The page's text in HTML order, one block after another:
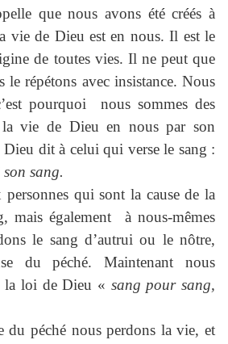
que nous avons été créés à
vie de Dieu est en nous. Il est le
de toutes vies. Il ne peut que
répétons avec insistance. Nous
pourquoi nous sommes des
la vie de Dieu en nous par son
dit à celui qui verse le sang :
sang.
qui sont la cause de la
mais également à nous-mêmes
le sang d’autrui ou le nôtre,
du péché. Maintenant nous
la loi de Dieu « sang pour sang,
du péché nous perdons la vie, et